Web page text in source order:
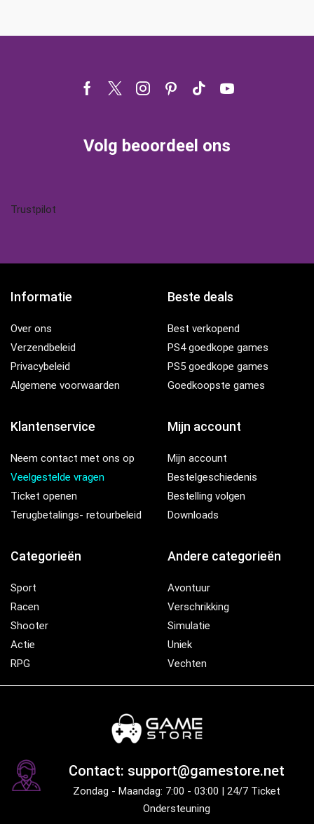
Facebook
TwitterInstagram
Pinterest
Tik- Youtube
Volg beoordeel ons
Trustpilot
Informatie
Over ons
Verzendbeleid
Privacybeleid
Algemene voorwaarden
Beste deals
Best verkopend
PS4 goedkope games
PS5 goedkope games
Goedkoopste games
Klantenservice
Neem contact met ons op
Veelgestelde vragen
Ticket openen
Terugbetalings- retourbeleid
Mijn account
Mijn account
Bestelgeschiedenis
Bestelling volgen
Downloads
Categorieën
Sport
Racen
Shooter
Actie
RPG
Andere categorieën
Avontuur
Verschrikking
Simulatie
Uniek
Vechten
Contact: support@gamestore.net
Zondag - Maandag: 7:00 - 03:00 | 24/7 Ticket
Ondersteuning